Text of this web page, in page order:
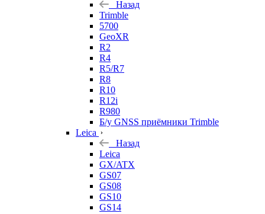
Назад
Trimble
5700
GeoXR
R2
R4
R5/R7
R8
R10
R12i
R980
Б/у GNSS приёмники Trimble
Leica
Назад
Leica
GX/ATX
GS07
GS08
GS10
GS14